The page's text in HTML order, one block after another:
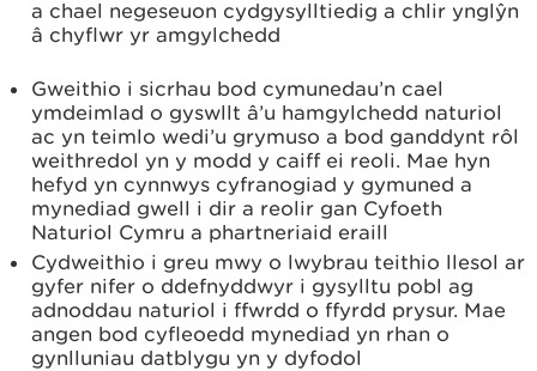
a chael negeseuon cydgysylltiedig a chlir ynglŷn
â chyflwr yr amgylchedd
Gweithio i sicrhau bod cymunedau’n cael
ymdeimlad o gyswllt â’u hamgylchedd naturiol
ac yn teimlo wedi’u grymuso a bod ganddynt rôl
weithredol yn y modd y caiff ei reoli. Mae hyn
hefyd yn cynnwys cyfranogiad y gymuned a
mynediad gwell i dir a reolir gan Cyfoeth
Naturiol Cymru a phartneriaid eraill
Cydweithio i greu mwy o lwybrau teithio llesol ar
gyfer nifer o ddefnyddwyr i gysylltu pobl ag
adnoddau naturiol i ffwrdd o ffyrdd prysur. Mae
angen bod cyfleoedd mynediad yn rhan o
gynlluniau datblygu yn y dyfodol